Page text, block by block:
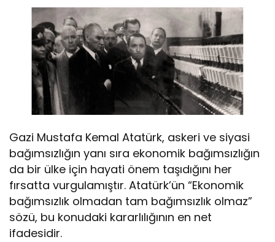
Gazi Mustafa Kemal Atatürk, askeri ve siyasi
bağımsızlığın yanı sıra ekonomik bağımsızlığın
da bir ülke için hayati önem taşıdığını her
fırsatta vurgulamıştır. Atatürk’ün “Ekonomik
bağımsızlık olmadan tam bağımsızlık olmaz”
sözü, bu konudaki kararlılığının en net
ifadesidir.